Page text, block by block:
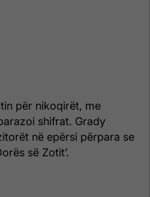
për nikoqirët, me
shifrat. Grady
në epërsi përpara se
së Zotit’.